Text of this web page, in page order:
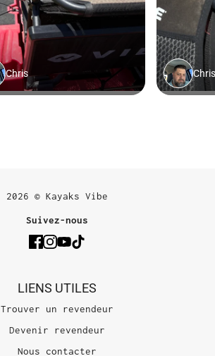
2026 © Kayaks Vibe
Suivez-nous
LIENS UTILES
Trouver un revendeur
Devenir revendeur
Nous contacter